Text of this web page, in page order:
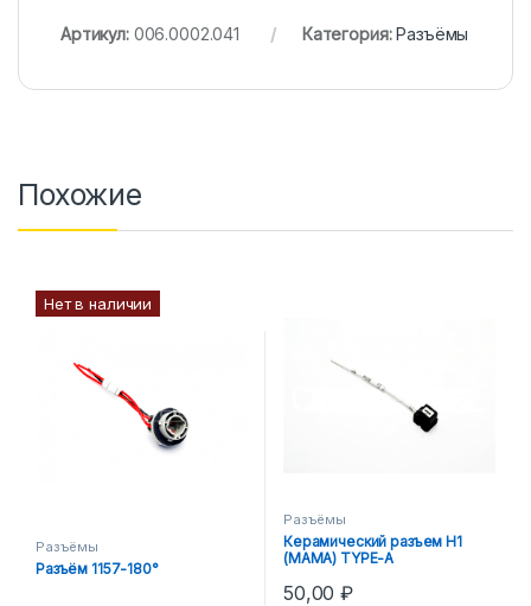
Артикул: 006.0002.041 Категория:Разъёмы
Похожие
Нет в наличии
Разъёмы
Разъём 1157-180°
Разъёмы
Керамический разъем Н1
(МАМА) TYPE-A
50,00₽